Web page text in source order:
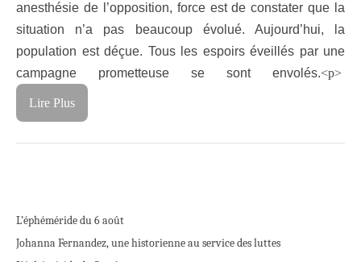
anesthésie de l’opposition, force est de constater que la
situation n’a pas beaucoup évolué. Aujourd’hui, la
population est déçue. Tous les espoirs éveillés par une
campagne prometteuse se sont envolés.<p>
Lire Plus
L’éphéméride du 6 août
Johanna Fernandez, une historienne au service des luttes